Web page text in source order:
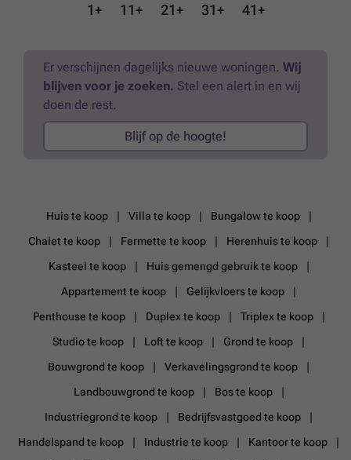
van de diversiteit in de koningin der badsteden.Het prachtige gebouw
nog moeite gespaard om er voor jou een echte tweede thuis van te
maken, voorzien van alle luxeBInnen dit project vind je alle
mogelijkheden terug. Het project biedt zowel 1-slaapkamer, 2-
1+ 11+ 21+ 31+ 41+
Er verschijnen dagelijks nieuwe woningen. Wij
blijven voor je zoeken. Stel een alert in en wij
doen de rest.
Blijf op de hoogte!
Huis te koop Villa te koop
Bungalow te koop
Chalet te koop
Fermette te koop
Herenhuis te koop
Kasteel te koop
Huis gemengd gebruik te koop
Appartement te koop
Gelijkvloers te koop
Penthouse te koop
Duplex te koop
Triplex te koop
Studio te koop
Loft te koop
Grond te koop
Bouwgrond te koop
Verkavelingsgrond te koop
Landbouwgrond te koop
Bos te koop
Industriegrond te koop
Bedrijfsvastgoed te koop
Handelspand te koop
Industrie te koop
Kantoor te koop